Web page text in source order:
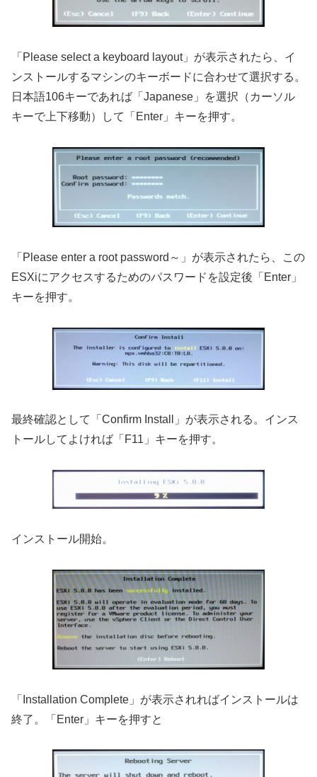
「Please select a keyboard layout」が表示されたら、イ
ンストールするマシンのキーボードに合わせて選択する。
日本語106キーであれば「Japanese」を選択（カーソル
キーで上下移動）して「Enter」キーを押す。
「Please enter a root password～」が表示されたら、この
ESXiにアクセスするためのパスワードを設定後「Enter」
キーを押す。
最終確認として「Confirm Install」が表示される。インス
トールしてよければ「F11」キーを押す。
インストール開始。
「Installation Complete」が表示されればインストールは
終了。「Enter」キーを押すと